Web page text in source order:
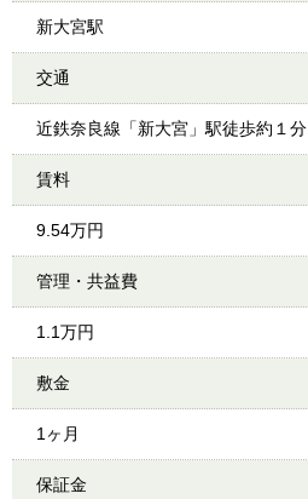
新大宮駅
交通
近鉄奈良線「新大宮」駅徒歩約１分
賃料
9.54万円
管理・共益費
1.1万円
敷金
1ヶ月
保証金